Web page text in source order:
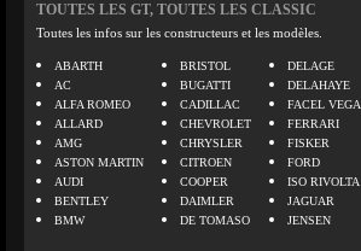
TOUTES LES GT, TOUTES LES CLASSIC
Toutes les infos sur les constructeurs et les modèles.
ABARTH
AC
ALFA ROMEO
ALLARD
AMG
ASTON MARTIN
AUDI
BENTLEY
BMW
BRISTOL
BUGATTI
CADILLAC
CHEVROLET
CHRYSLER
CITROEN
COOPER
DAIMLER
DE TOMASO
DELAGE
DELAHAYE
FACEL VEGA
FERRARI
FISKER
FORD
ISO RIVOLTA
JAGUAR
JENSEN